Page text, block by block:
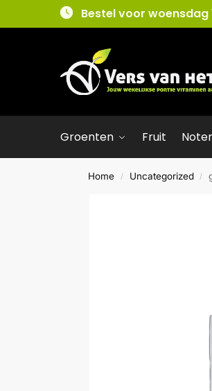
Bestel voor woensdag
Groenten Fruit
Home / Uncategorized /